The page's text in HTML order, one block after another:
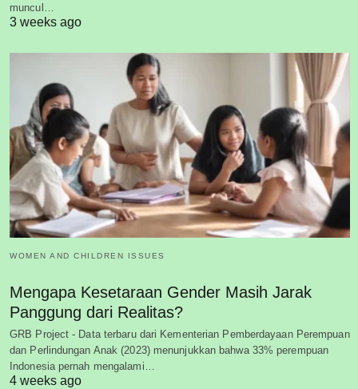
muncul…
3 weeks ago
WOMEN AND CHILDREN ISSUES
Mengapa Kesetaraan Gender Masih Jarak
Panggung dari Realitas?
GRB Project - Data terbaru dari Kementerian Pemberdayaan Perempuan
dan Perlindungan Anak (2023) menunjukkan bahwa 33% perempuan
Indonesia pernah mengalami…
4 weeks ago